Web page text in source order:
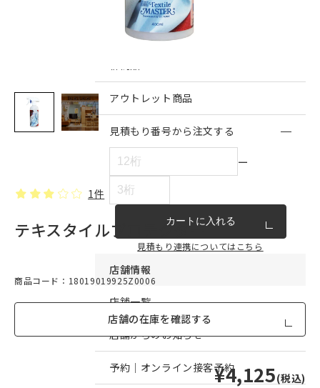
家具シリーズ一覧
アウトレット商品
見積もり番号から注文する
ー
カートに入れる
見積もり連携についてはこちら
店舗情報
店舗一覧
店舗からのお知らせ
予約｜オンライン接客予約
1件
テキスタイルプロテクター
商品コード：18019019925Z0006
店舗の在庫を確認する
¥4,125(税込)